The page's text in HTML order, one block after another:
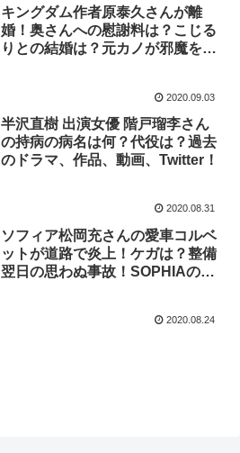
キングダム作者原泰久さんが離
婚！奥さんへの慰謝料は？こじる
りとの結婚は？元カノが邪魔をす
2020.09.03
半沢直樹 出演女優 階戸瑠李さん
の持病の病名は何？代役は？過去
のドラマ、作品、動画、Twitter！
2020.08.31
ソフィア松岡充さんの愛車コルベ
ットが道路で炎上！ケガは？整備
翌日の思わぬ事故！SOPHIAの現
2020.08.24